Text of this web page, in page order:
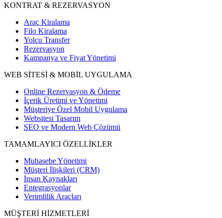
KONTRAT & REZERVASYON
Araç Kiralama
Filo Kiralama
Yolcu Transfer
Rezervasyon
Kampanya ve Fiyat Yönetimi
WEB SİTESİ & MOBİL UYGULAMA
Online Rezervasyon & Ödeme
İçerik Üretimi ve Yönetimi
Müşteriye Özel Mobil Uygulama
Websitesi Tasarım
SEO ve Modern Web Çözümü
TAMAMLAYICI ÖZELLİKLER
Muhasebe Yönetimi
Müşteri İlişkileri (CRM)
İnsan Kaynakları
Entegrasyonlar
Verimlilik Araçları
MÜŞTERİ HİZMETLERİ